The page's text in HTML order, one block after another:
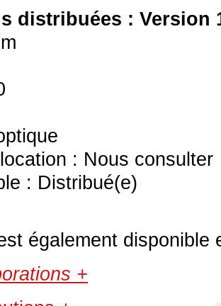
distribuées : Version
: Nous consulter
: Distribué(e)
également disponible
+